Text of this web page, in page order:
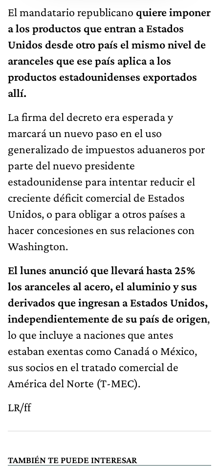
El mandatario republicano quiere imponer
a los productos que entran a Estados
Unidos desde otro país el mismo nivel de
aranceles que ese país aplica a los
productos estadounidenses exportados
allí.
La firma del decreto era esperada y
marcará un nuevo paso en el uso
generalizado de impuestos aduaneros por
parte del nuevo presidente
estadounidense para intentar reducir el
creciente déficit comercial de Estados
Unidos, o para obligar a otros países a
hacer concesiones en sus relaciones con
Washington.
El lunes anunció que llevará hasta 25%
los aranceles al acero, el aluminio y sus
derivados que ingresan a Estados Unidos,
independientemente de su país de origen,
lo que incluye a naciones que antes
estaban exentas como Canadá o México,
sus socios en el tratado comercial de
América del Norte (T-MEC).
LR/ff
TAMBIÉN TE PUEDE INTERESAR